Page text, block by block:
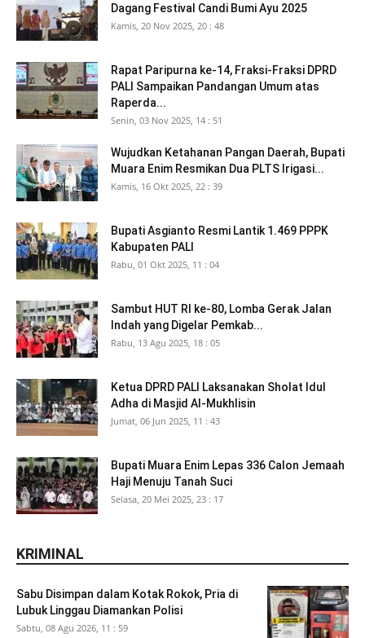
Dagang Festival Candi Bumi Ayu 2025
Kamis, 20 Nov 2025, 20 : 48
Rapat Paripurna ke-14, Fraksi-Fraksi DPRD
PALI Sampaikan Pandangan Umum atas
Raperda...
Senin, 03 Nov 2025, 14 : 51
Wujudkan Ketahanan Pangan Daerah, Bupati
Muara Enim Resmikan Dua PLTS Irigasi...
Kamis, 16 Okt 2025, 22 : 39
Bupati Asgianto Resmi Lantik 1.469 PPPK
Kabupaten PALI
Rabu, 01 Okt 2025, 11 : 04
Sambut HUT RI ke-80, Lomba Gerak Jalan
Indah yang Digelar Pemkab...
Rabu, 13 Agu 2025, 18 : 05
Ketua DPRD PALI Laksanakan Sholat Idul
Adha di Masjid Al-Mukhlisin
Jumat, 06 Jun 2025, 11 : 43
Bupati Muara Enim Lepas 336 Calon Jemaah
Haji Menuju Tanah Suci
Selasa, 20 Mei 2025, 23 : 17
KRIMINAL
Sabu Disimpan dalam Kotak Rokok, Pria di
Lubuk Linggau Diamankan Polisi
Sabtu, 08 Agu 2026, 11 : 59